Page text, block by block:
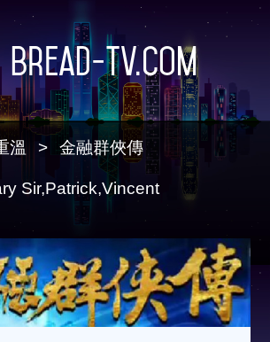
Bread-TV.com
溫 金融群俠傳
Sir,Patrick,Vincent